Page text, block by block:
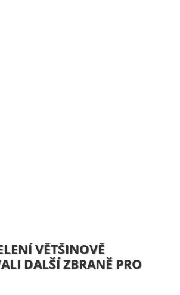
VĚTŠINOVĚ
DALŠÍ ZBRANĚ PRO